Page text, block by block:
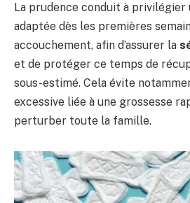
La prudence conduit à
adaptée dès les premières
accouchement, afin d’assurer la
et de protéger ce temps de
sous-estimé. Cela évite
excessive liée à une grossesse
perturber toute la famille.